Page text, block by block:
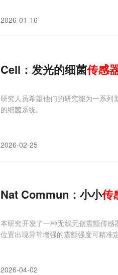
2026-01-16
Cell：发光的细菌传感
研究人员希望他们的研究能为一系列
的细菌系统。
2026-02-25
Nat Commun：小小传
本研究开发了一种无线无创震颤传感
位置出现异常增强的震颤强度可精准
2026-04-02